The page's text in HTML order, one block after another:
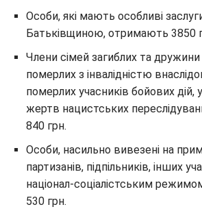
Особи, які мають особливі
Батьківщиною, отримають 3850
Члени сімей загиблих та дружини
померлих з інвалідністю
померлих учасників бойових дій,
жертв нацистських
840 грн.
Особи, насильно вивезені на
партизанів, підпільників, інших
націонал-соціалістським
530 грн.